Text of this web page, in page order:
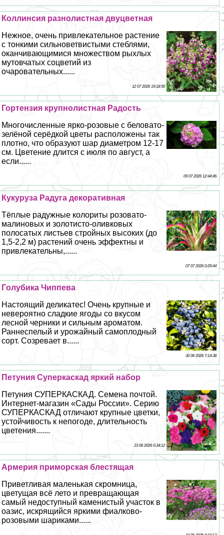
Коллинсия разнолистная двуцветная
Нежное, очень привлекательное растение
с тонкими сильноветвистыми стeблями,
оканчивающимися множеством рыхлых
мутовчатых соцветий из
очаровательных......
12 07 2026 19:18:50
Гортензия крупнолистная Радость
Многочисленные ярко-розовые с беловато-
зелёной серёдкой цветы расположены так
плотно, что образуют шар диаметром 12-17
см. Цветение длится с июля по август, а
если......
09 07 2026 12:44:46
Кукуруза Радуга декоративная
Тёплые радужные колориты розовато-
малиновых и золотисто-оливковых
полосатых листьев стройных высоких (до
1,5-2,2 м) растений очень эффектны и
привлекательны,......
07 07 2026 0:29:44
Гoлyбика Чиппева
Настоящий деликатес! Очень крупные и
невероятно сладкие ягоды со вкусом
лесной черники и сильным ароматом.
Раннеспелый и урожайный самоплодный
сорт. Созревает в......
30 06 2026 7:14:38
Петуния Суперкаскад яркий набор
Петуния СУПЕРКАСКАД. Семена почтой.
Интернет-магазин «Сады России». Серию
СУПЕРКАСКАД отличают крупные цветки,
устойчивость к непогоде, длительность
цветения.......
23 06 2026 0:34:12
Армерия приморская блестящая
Приветливая маленькая скромница,
цветущая всё лето и превращающая
самый недоступный каменистый участок в
оазис, искрящийся яркими фиалково-
розовыми шариками......